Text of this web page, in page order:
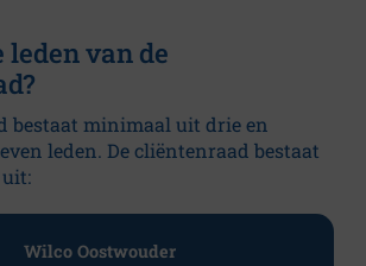
van de
bestaat minimaal uit drie en
leden. De cliëntenraad bestaat
Wilco Oostwouder